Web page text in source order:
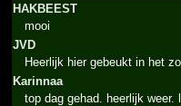
HAKBEEST
mooi
JVD
Heerlijk hier gebeukt in het
Karinnaa
top dag gehad. heerlijk